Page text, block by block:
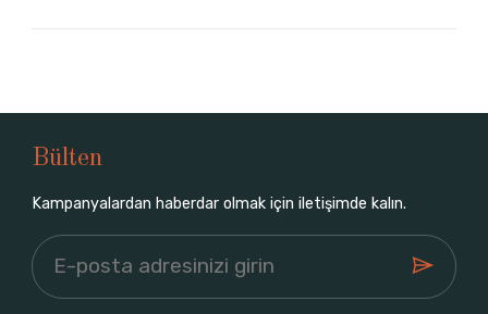
Bülten
Kampanyalardan haberdar olmak için iletişimde kalın.